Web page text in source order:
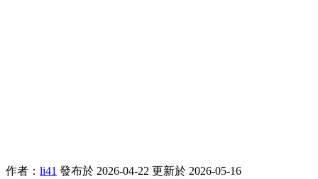
作者： li41 發布於 2026-04-22 更新於 2026-05-16